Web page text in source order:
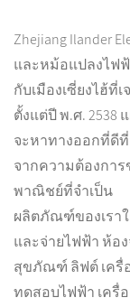
Zhejiang Ilander
และหม้อแปลงไฟฟ้
กับเมืองเซี่ยงไฮ้ที่
ตั้งแต่ปี พ.ศ. 2538
จะหาทางออกที่ดี
จากความต้องกา
พาณิชย์ที่จำเป็น
ผลิตภัณฑ์ของเรา
และจ่ายไฟฟ้า ห้อ
สุขภัณฑ์ ลิฟต์ เครื่
ทดสอบไฟฟ้า เครื่